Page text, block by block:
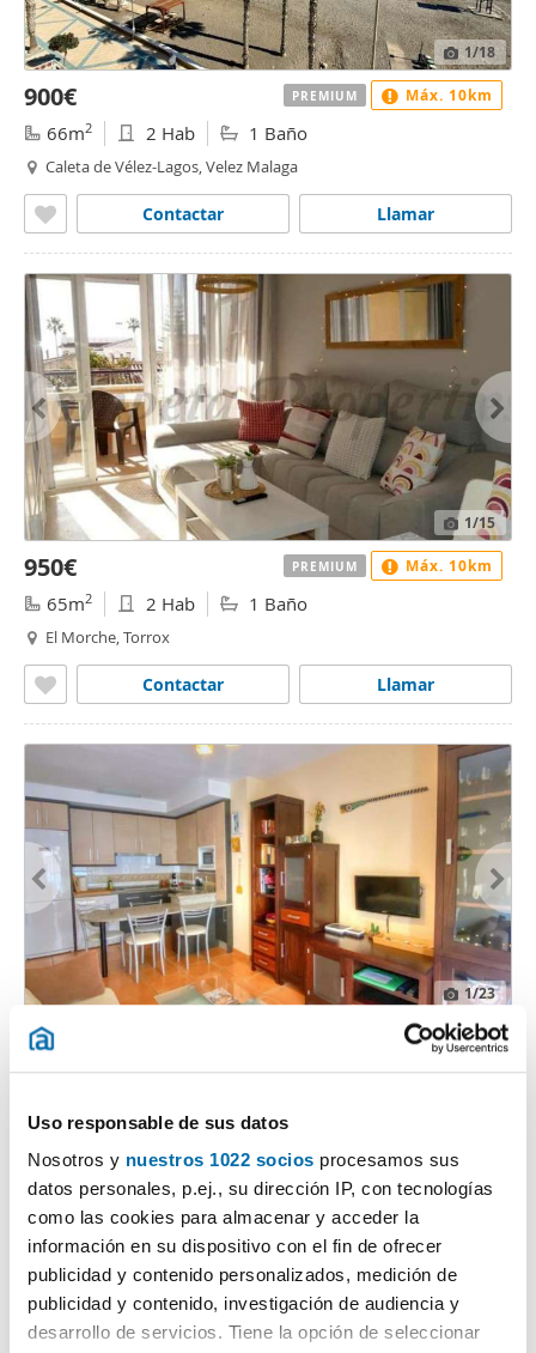
Uso responsable de sus datos
Nosotros y nuestros 1022 socios procesamos sus
datos personales, p.ej., su dirección IP, con tecnologías
como las cookies para almacenar y acceder la
información en su dispositivo con el fin de ofrecer
publicidad y contenido personalizados, medición de
publicidad y contenido, investigación de audiencia y
desarrollo de servicios. Tiene la opción de seleccionar
1/18
900€
66m2 2 Hab 1 Baño
Caleta de Vélez-Lagos, Velez Malaga
Llamar
Contactar
PREMIUM Máx. 10km
1/15
950€
65m2 2 Hab 1 Baño
El Morche, Torrox
Llamar
Contactar
PREMIUM Máx. 10km
1/23
850€
48m2 1 Hab 1 Baño
Llamar
Contactar
Máx. 10km